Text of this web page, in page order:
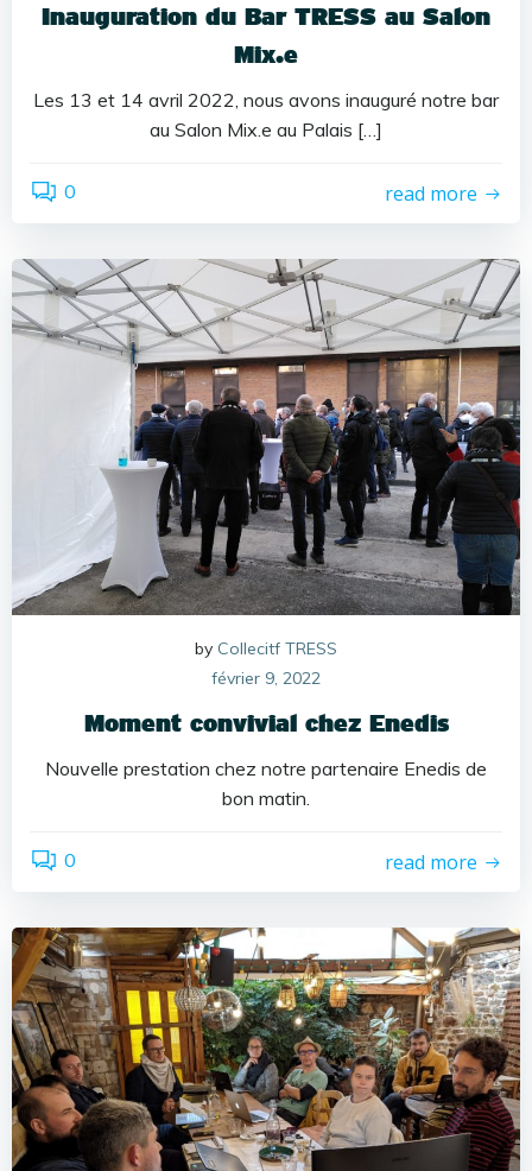
Inauguration du Bar TRESS au Salon
Mix.e
Les 13 et 14 avril 2022, nous avons inauguré notre bar
au Salon Mix.e au Palais […]
0 read more
by Collecitf TRESS
février 9, 2022
Moment convivial chez Enedis
Nouvelle prestation chez notre partenaire Enedis de
bon matin.
0 read more